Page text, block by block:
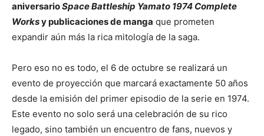
aniversarioSpace Battleship Yamato 1974 Complete
Worksy publicaciones de manga que prometen
expandir aún más la rica mitología de la saga.
Pero eso no es todo, el 6 de octubre se realizará un
evento de proyección que marcará exactamente 50 años
desde la emisión del primer episodio de la serie en 1974.
Este evento no solo será una celebración de su rico
legado, sino también un encuentro de fans, nuevos y